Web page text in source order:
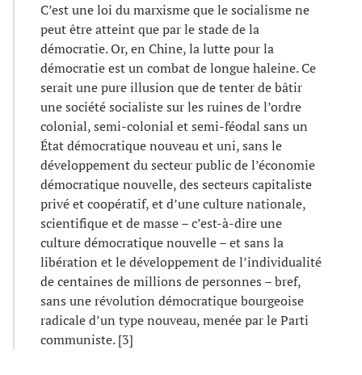
C’est une loi du marxisme que le socialisme ne
peut être atteint que par le stade de la
démocratie. Or, en Chine, la lutte pour la
démocratie est un combat de longue haleine. Ce
serait une pure illusion que de tenter de bâtir
une société socialiste sur les ruines de l’ordre
colonial, semi-colonial et semi-féodal sans un
État démocratique nouveau et uni, sans le
développement du secteur public de l’économie
démocratique nouvelle, des secteurs capitaliste
privé et coopératif, et d’une culture nationale,
scientifique et de masse – c’est-à-dire une
culture démocratique nouvelle – et sans la
libération et le développement de l’individualité
de centaines de millions de personnes – bref,
sans une révolution démocratique bourgeoise
radicale d’un type nouveau, menée par le Parti
communiste. [3]